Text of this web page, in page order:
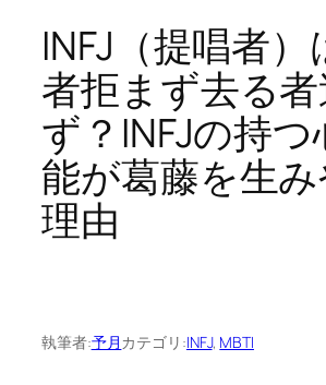
INFJ（提唱者）
者拒まず去る
ず？INFJの持
能が葛藤を生
理由
執筆者:予月 カテゴリ:INFJ, MBTI